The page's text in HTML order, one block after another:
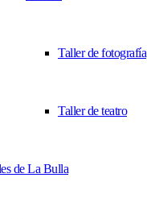
Taller de fotografía
Taller de teatro
de La Bulla